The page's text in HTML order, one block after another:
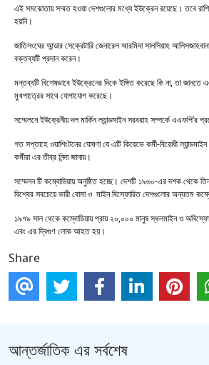
এই সমঝোতায় সম্মত হওয়া দেশগুলোর মধ্যে ইউক্রেন রয়েছে। তবে
হয়নি।
জাতিসংঘের আন্ডার সেক্রেটারি জেনারেল আরমিদা সালসিয়াহ
বক্তব্যটি প্রদান করেন।
মন্তব্যটি বিশেষভাবে ইউক্রেনের দিকে ইঙ্গিত করেছে কি না, তা
মুখপাত্রের সাথে যোগাযোগ করেছে।
সম্মেলনে ইউক্রেনীয় দল মার্কিন ল্যান্ডমাইন সরবরাহ সম্পর্কে এএফপি’র
গত সপ্তাহে ওয়াশিংটনের ঘোষণা যে এটি কিয়েভে কর্মী-বিরোধী
কর্মীরা এর তীব্র নিন্দা জানায়।
সম্মেলন টি কম্বোডিয়ায় অনুষ্ঠিত হচ্ছে। দেশটি ১৯৬০-এর দশক থেকে
বিশ্বের সবচেয়ে ভারী বোমা ও মাইন বিস্ফোরিত দেশগুলোর অন্যতম
১৯৭৯ সাল থেকে কম্বোডিয়ায় প্রায় ২০,০০০ মানুষ স্থলমাইন ও
এবং এর দ্বিগুণ লোক আহত হয়।
Share
আন্তর্জাতিক এর সর্বশেষ